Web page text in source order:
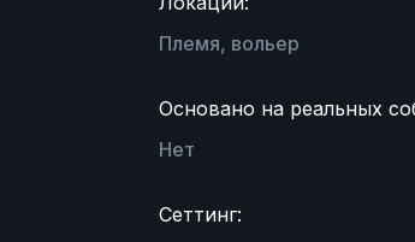
Племя, вольер
Основано на реальных
Нет
Сеттинг: